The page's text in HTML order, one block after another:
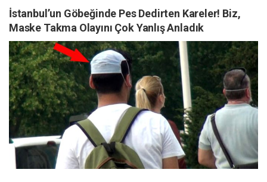
İstanbul’un Göbeğinde Pes Dedirten Kareler! Biz,
Maske Takma Olayını Çok Yanlış Anladık